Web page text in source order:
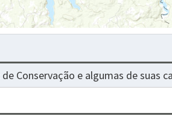
Conservação e algumas de suas